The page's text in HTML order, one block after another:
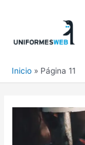
Inicio Página 11